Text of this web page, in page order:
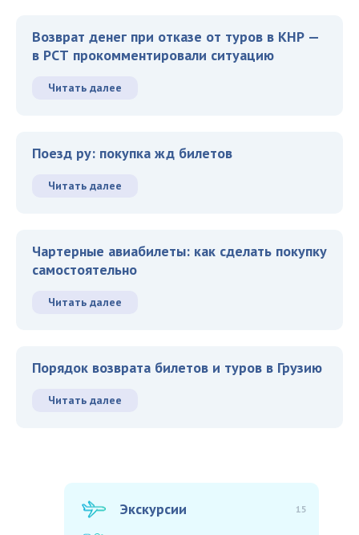
Возврат денег при отказе от туров в КНР —
в РСТ прокомментировали ситуацию
Читать далее
Поезд ру: покупка жд билетов
Читать далее
Чартерные авиабилеты: как сделать покупку
самостоятельно
Читать далее
Порядок возврата билетов и туров в Грузию
Читать далее
Экскурсии 15